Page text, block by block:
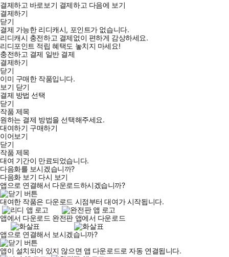
결제하고 바로보기 결제하고 다음에 보기
결제하기
닫기
결제 가능한 리디캐시, 포인트가 없습니다.
리디캐시 충전하고 결제없이 편하게 감상하세요.
리디포인트 적립 혜택도 놓치지 마세요!
충전하고 결제 일반 결제
결제하기
닫기
이미 구매한 작품입니다.
보기 닫기
결제 방법 선택
닫기
작품 제목
원하는 결제 방법을 선택해주세요.
대여하기 구매하기
이어보기
닫기
작품 제목
대여 기간이 만료되었습니다.
다음화를 보시겠습니까?
다음화 보기 다시 보기
앱으로 연결해서 다운로드하시겠습니까?
대여한 작품은 다운로드 시점부터 대여가 시작됩니다.
앱에서 다운로드 완전판 앱에서 다운로드
앱으로 연결해서 보시겠습니까?
앱이 설치되어 있지 않으면 앱 다운로드로 자동 연결됩니다.